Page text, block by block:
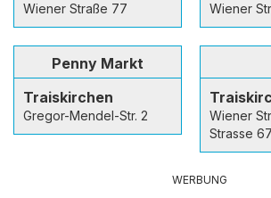
Wiener Straße 77 Wiener
Penny Markt
Traiskirchen
Gregor-Mendel-Str. 2
Wiener
Strasse
WERBUNG